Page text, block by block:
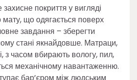
покриття у вигляді
мату, що одягається поверх
завдання – зберегти
стані якнайдовше. Матраци,
з часом вбирають вологу, пил,
механічному навантаженню.
бар’єром між людським